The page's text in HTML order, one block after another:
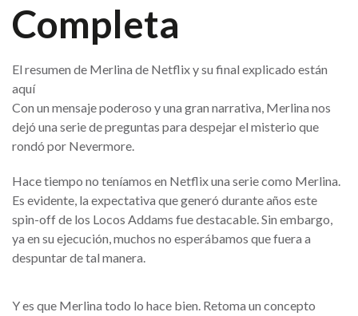
Completa
El resumen de Merlina de Netflix y su final explicado están
aquí
Con un mensaje poderoso y una gran narrativa, Merlina nos
dejó una serie de preguntas para despejar el misterio que
rondó por Nevermore.
Hace tiempo no teníamos en Netflix una serie como Merlina.
Es evidente, la expectativa que generó durante años este
spin-off de los Locos Addams fue destacable. Sin embargo,
ya en su ejecución, muchos no esperábamos que fuera a
despuntar de tal manera.
Y es que Merlina todo lo hace bien. Retoma un concepto